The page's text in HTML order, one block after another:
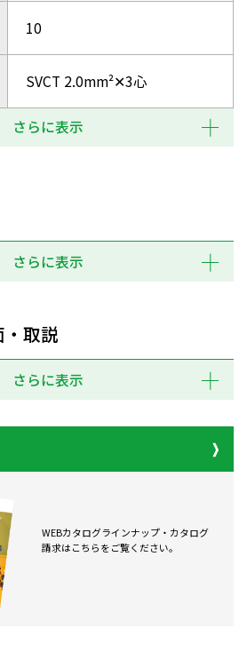
10
SVCT 2.0mm²✕3心
さらに表示
さらに表示
取説
さらに表示
WEBカタログラインナップ・カタログ
請求はこちらをご覧ください。